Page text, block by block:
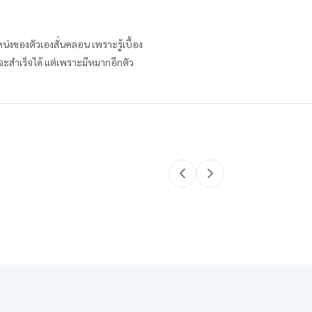
ของตัวเองสั่นคลอน เพราะรู้เบื้อง
สำเร็จได้ แต่เพราะมีหมากอีกตัว